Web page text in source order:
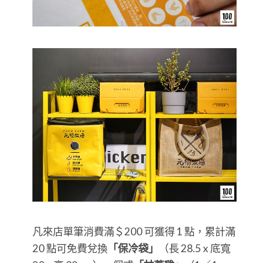
凡來店單筆消費滿＄200 可獲得 1 點，累計滿
20 點可免費兌換 「保冷袋」
（長 28.5 x 底寬